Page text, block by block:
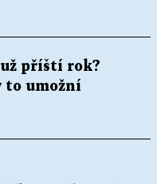
příští rok?
to umožní